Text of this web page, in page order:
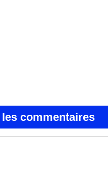
commentaires